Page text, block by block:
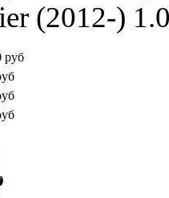
(2012-)
руб